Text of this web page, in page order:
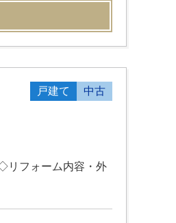
戸建て 中古
リフォーム内容・外